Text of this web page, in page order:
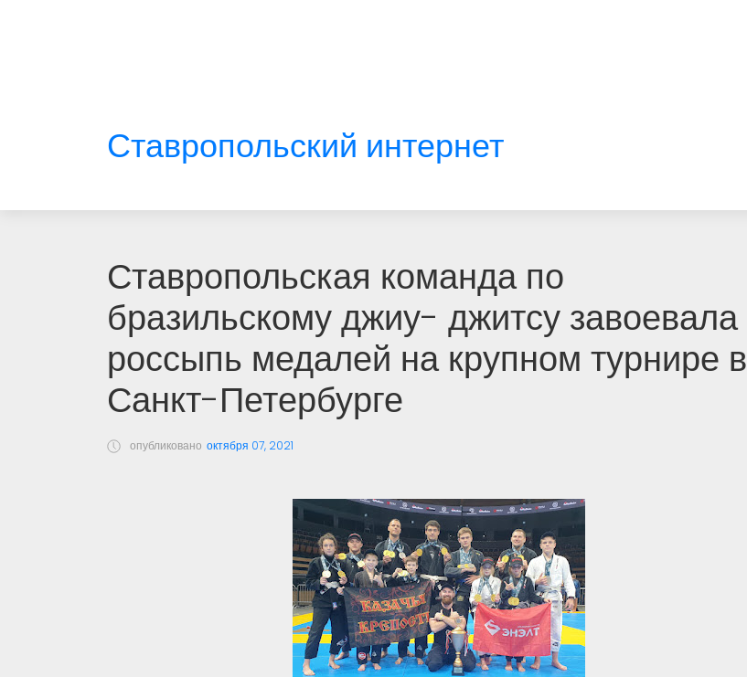
Ставропольский интернет
Ставропольская команда по
бразильскому джиу- джитсу завоевала
россыпь медалей на крупном турнире в
Санкт-Петербурге
опубликовано октября 07, 2021